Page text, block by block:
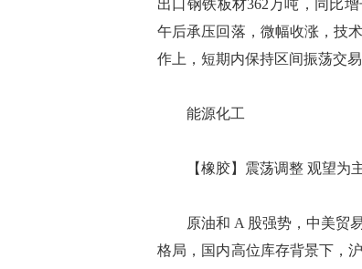
出口钢铁板材362万吨，同比
午后承压回落，微幅收涨，技
作上，短期内保持区间振荡交易
能源化工
【橡胶】震荡调整 观望为
原油和 A 股强势，中美贸易
格局，国内高位库存背景下，